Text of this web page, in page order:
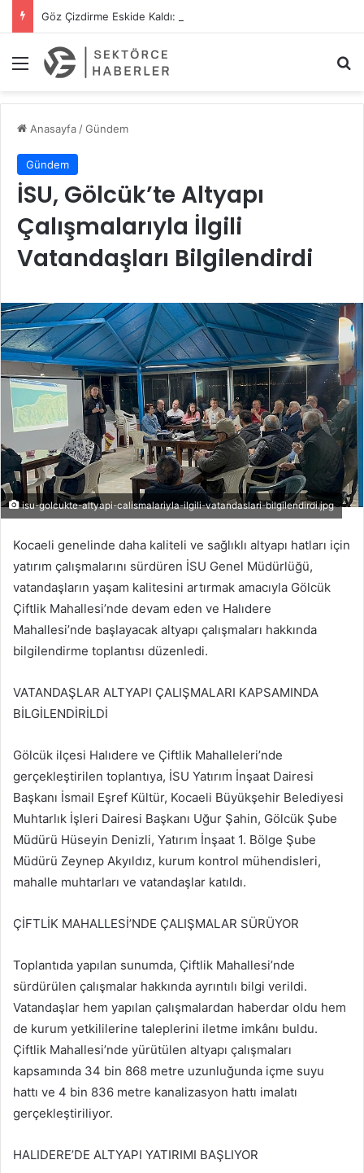
Menü
Anasayfa/Gündem
Gündem
İSU, Gölcük’te Altyapı
Çalışmalarıyla İlgili
Vatandaşları Bilgilendirdi
isu-golcukte-altyapi-calismalariyla-ilgili-vatandaslari-bilgilendirdi.jpg
Kocaeli genelinde daha kaliteli ve sağlıklı altyapı hatları için
yatırım çalışmalarını sürdüren İSU Genel Müdürlüğü,
vatandaşların yaşam kalitesini artırmak amacıyla Gölcük
Çiftlik Mahallesi’nde devam eden ve Halıdere
Mahallesi’nde başlayacak altyapı çalışmaları hakkında
bilgilendirme toplantısı düzenledi.
VATANDAŞLAR ALTYAPI ÇALIŞMALARI KAPSAMINDA
BİLGİLENDİRİLDİ
Gölcük ilçesi Halıdere ve Çiftlik Mahalleleri’nde
gerçekleştirilen toplantıya, İSU Yatırım İnşaat Dairesi
Başkanı İsmail Eşref Kültür, Kocaeli Büyükşehir Belediyesi
Muhtarlık İşleri Dairesi Başkanı Uğur Şahin, Gölcük Şube
Müdürü Hüseyin Denizli, Yatırım İnşaat 1. Bölge Şube
Müdürü Zeynep Akyıldız, kurum kontrol mühendisleri,
mahalle muhtarları ve vatandaşlar katıldı.
ÇİFTLİK MAHALLESİ’NDE ÇALIŞMALAR SÜRÜYOR
Toplantıda yapılan sunumda, Çiftlik Mahallesi’nde
sürdürülen çalışmalar hakkında ayrıntılı bilgi verildi.
Vatandaşlar hem yapılan çalışmalardan haberdar oldu hem
de kurum yetkililerine taleplerini iletme imkânı buldu.
Çiftlik Mahallesi’nde yürütülen altyapı çalışmaları
kapsamında 34 bin 868 metre uzunluğunda içme suyu
hattı ve 4 bin 836 metre kanalizasyon hattı imalatı
gerçekleştiriliyor.
HALIDERE’DE ALTYAPI YATIRIMI BAŞLIYOR